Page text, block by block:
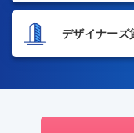
デザイナーズ